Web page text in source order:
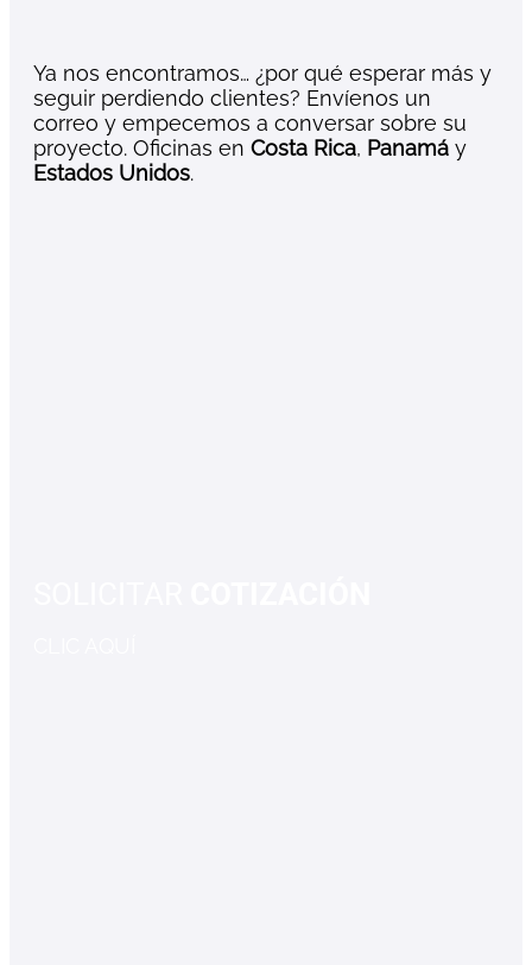
Ya nos encontramos… ¿por qué esperar más y
seguir perdiendo clientes? Envíenos un
correo y empecemos a conversar sobre su
proyecto. Oficinas en Costa Rica, Panamá y
Estados Unidos.